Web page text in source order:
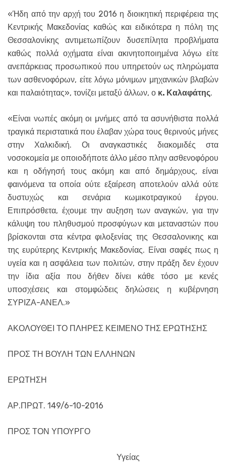
«Ήδη από την αρχή του 2016 η διοικητική περιφέρεια της
Κεντρικής Μακεδονίας καθώς και ειδικότερα η πόλη της
Θεσσαλονίκης αντιμετωπίζουν δυσεπίλητα προβλήματα
καθώς πολλά οχήματα είναι ακινητοποιημένα λόγω είτε
ανεπάρκειας προσωπικού που υπηρετούν ως πληρώματα
των ασθενοφόρων, είτε λόγω μόνιμων μηχανικών βλαβών
και παλαιότητας», τονίζει μεταξύ άλλων, ο κ. Καλαφάτης.
«Είναι νωπές ακόμη οι μνήμες από τα ασυνήθιστα πολλά
τραγικά περιστατικά που έλαβαν χώρα τους θερινούς μήνες
στην Χαλκιδική. Οι αναγκαστικές διακομιδές στα
νοσοκομεία με οποιοδήποτε άλλο μέσο πλην ασθενοφόρου
και η οδήγησή τους ακόμη και από δημάρχους, είναι
φαινόμενα τα οποία ούτε εξαίρεση αποτελούν αλλά ούτε
δυστυχώς και σενάρια κωμικοτραγικού έργου.
Επιπρόσθετα, έχουμε την αυξηση των αναγκών, για την
κάλυψη του πληθυσμού προσφύγων και μεταναστών που
βρίσκονται στα κέντρα φιλοξενίας της Θεσσαλονικης και
της ευρύτερης Κεντρικής Μακεδονίας. Είναι σαφές πως η
υγεία και η ασφάλεια των πολιτών, στην πράξη δεν έχουν
την ίδια αξία που δήθεν δίνει κάθε τόσο με κενές
υποσχέσεις και στομφώδεις δηλώσεις η κυβέρνηση
ΣΥΡΙΖΑ-ΑΝΕΛ.»
ΑΚΟΛΟΥΘΕΙ ΤΟ ΠΛΗΡΕΣ ΚΕΙΜΕΝΟ ΤΗΣ ΕΡΩΤΗΣΗΣ
ΠΡΟΣ ΤΗ ΒΟΥΛΗ ΤΩΝ ΕΛΛΗΝΩΝ
ΕΡΩΤΗΣΗ
ΑΡ.ΠΡΩΤ. 149/6-10-2016
ΠΡΟΣ ΤΟΝ ΥΠΟΥΡΓΟ
Υγείας